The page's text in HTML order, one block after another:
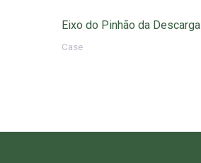
Eixo do Pinhão da Descarga
Case